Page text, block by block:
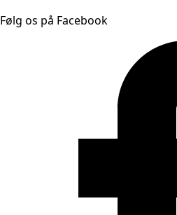
Følg os på Facebook